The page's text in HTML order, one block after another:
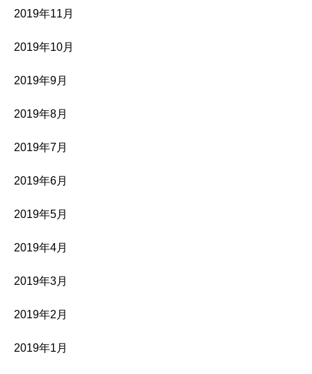
2019年11月
2019年10月
2019年9月
2019年8月
2019年7月
2019年6月
2019年5月
2019年4月
2019年3月
2019年2月
2019年1月